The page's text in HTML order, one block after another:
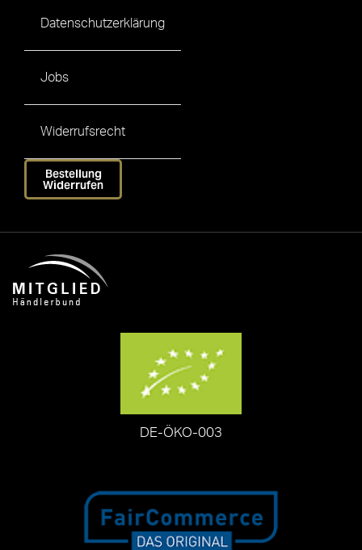
Datenschutzerklärung
Jobs
Widerrufsrecht
Bestellung
Widerrufen
DE-ÖKO-003